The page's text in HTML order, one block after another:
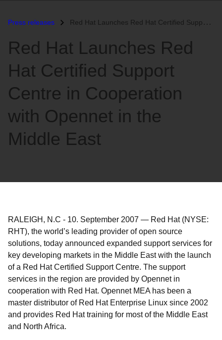
Press releases Red Hat Launches Red Hat Certified Support Centre in Cooperation with...
Red Hat Launches Red
Hat Certified Support
Centre in Cooperation
with Opennet in the
Middle East
RALEIGH, N.C - 10. September 2007 — Red Hat (NYSE:
RHT), the world’s leading provider of open source
solutions, today announced expanded support services for
key developing markets in the Middle East with the launch
of a Red Hat Certified Support Centre. The support
services in the region are provided by Opennet in
cooperation with Red Hat. Opennet MEA has been a
master distributor of Red Hat Enterprise Linux since 2002
and provides Red Hat training for most of the Middle East
and North Africa.